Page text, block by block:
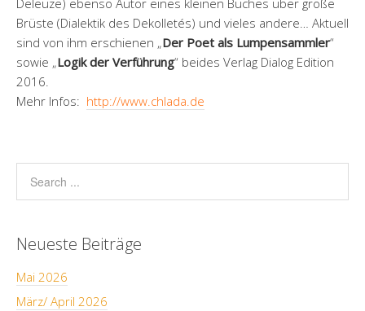
Deleuze) ebenso Autor eines kleinen Buches über große
Brüste (Dialektik des Dekolletés) und vieles andere… Aktuell
sind von ihm erschienen „Der Poet als Lumpensammler“
sowie „Logik der Verführung“ beides Verlag Dialog Edition
2016.
Mehr Infos: http://www.chlada.de
Neueste Beiträge
Mai 2026
März/ April 2026